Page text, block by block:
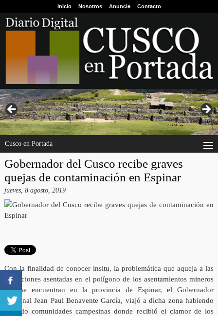
Inicio Nosotros Anuncie Contacto
Cusco en Portada
Gobernador del Cusco recibe graves
quejas de contaminación en Espinar
jueves, 8 agosto, 2019
Con la finalidad de conocer insitu, la problemática que aqueja a las
poblaciones asentadas en el polígono de los asentamientos mineros
que se encuentran en la provincia de Espinar, el Gobernador
Regional Jean Paul Benavente García, viajó a dicha zona habiendo
visitado comunidades campesinas donde recibió el clamor de los